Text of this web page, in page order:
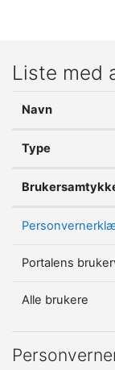
Liste med
Navn
Type
Portalens
Alle brukere